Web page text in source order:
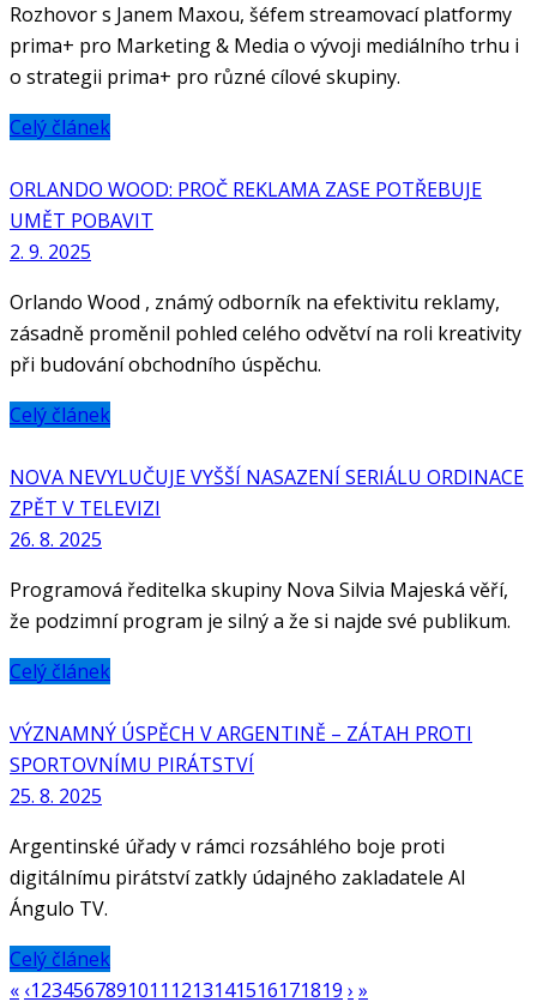
Rozhovor s Janem Maxou, šéfem streamovací platformy
prima+ pro Marketing & Media o vývoji mediálního trhu i
o strategii prima+ pro různé cílové skupiny.
Celý článek
ORLANDO WOOD: PROČ REKLAMA ZASE POTŘEBUJE
UMĚT POBAVIT
2. 9. 2025
Orlando Wood , známý odborník na efektivitu reklamy,
zásadně proměnil pohled celého odvětví na roli kreativity
při budování obchodního úspěchu.
Celý článek
NOVA NEVYLUČUJE VYŠŠÍ NASAZENÍ SERIÁLU ORDINACE
ZPĚT V TELEVIZI
26. 8. 2025
Programová ředitelka skupiny Nova Silvia Majeská věří,
že podzimní program je silný a že si najde své publikum.
Celý článek
VÝZNAMNÝ ÚSPĚCH V ARGENTINĚ – ZÁTAH PROTI
SPORTOVNÍMU PIRÁTSTVÍ
25. 8. 2025
Argentinské úřady v rámci rozsáhlého boje proti
digitálnímu pirátství zatkly údajného zakladatele Al
Ángulo TV.
Celý článek
« ‹1234567891011 1213141516171819 › »